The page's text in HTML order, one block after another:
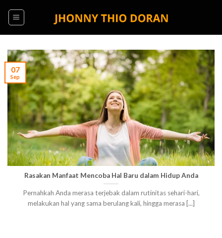
Rasakan Manfaat Mencoba Hal Baru dalam Hidup Anda
Pernahkah Anda merasa terjebak dalam rutinitas sehari-hari,
melakukan hal yang sama berulang kali, hingga merasa [...]
07
Sep